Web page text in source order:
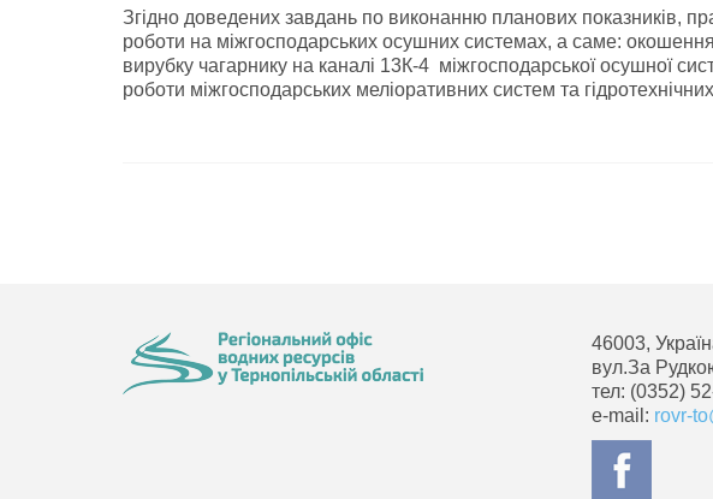
Згідно доведених завдань по виконанню планових показників,
роботи на міжгосподарських осушних системах, а саме: окошення
вирубку чагарнику на каналі 13К-4 міжгосподарської осушної
роботи міжгосподарських меліоративних систем та
46003,
вул.За
тел: (0352)
e-mail: rovr-